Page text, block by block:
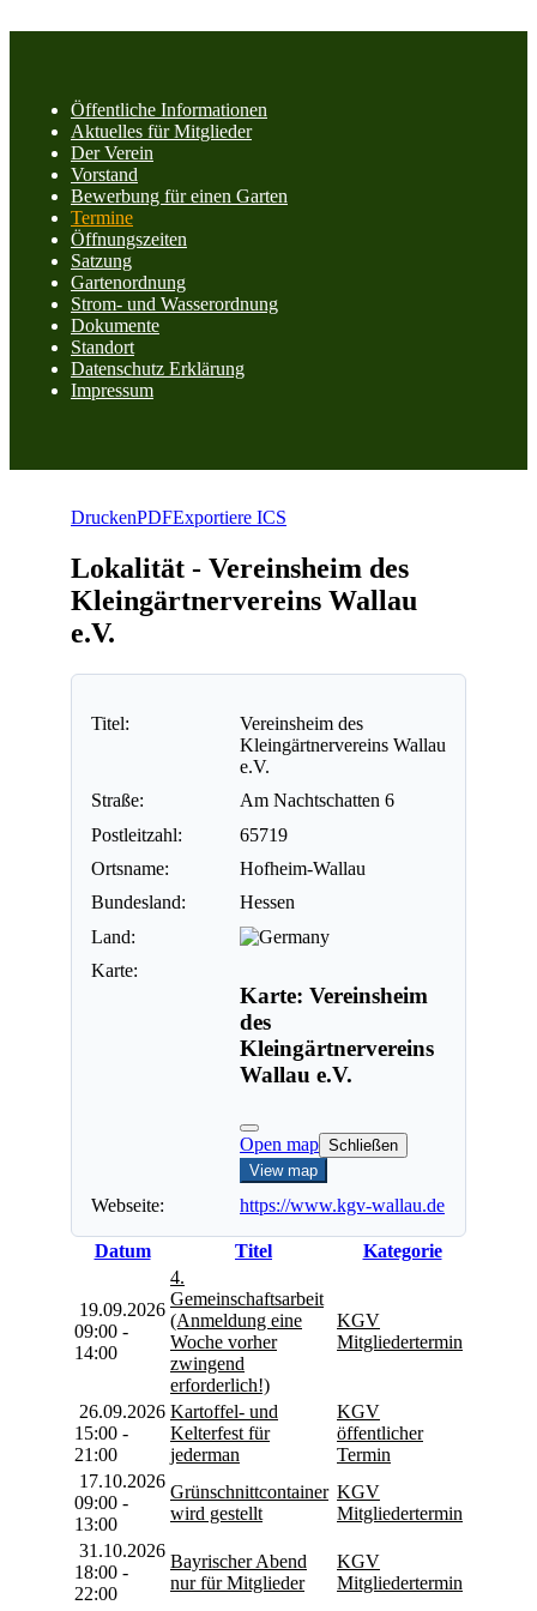
Öffentliche Informationen
Aktuelles für Mitglieder
Der Verein
Vorstand
Bewerbung für einen Garten
Termine
Öffnungszeiten
Satzung
Gartenordnung
Strom- und Wasserordnung
Dokumente
Standort
Datenschutz Erklärung
Impressum
DruckenPDFExportiere ICS
Lokalität - Vereinsheim des
Kleingärtnervereins Wallau
e.V.
Titel:
Vereinsheim des
Kleingärtnervereins Wallau
e.V.
Straße:
Am Nachtschatten 6
Postleitzahl:
65719
Ortsname:
Hofheim-Wallau
Bundesland:
Hessen
Land:
Karte:
Karte: Vereinsheim
des
Kleingärtnervereins
Wallau e.V.
Open map Schließen
View map
Webseite: https://www.kgv-wallau.de
Datum Titel Kategorie
19.09.2026
09:00 -
14:00
4.
Gemeinschaftsarbeit
(Anmeldung eine
Woche vorher
zwingend
erforderlich!)
KGV
Mitgliedertermin
26.09.2026
15:00 -
21:00
Kartoffel- und
Kelterfest für
jederman
KGV
öffentlicher
Termin
17.10.2026
09:00 -
13:00
Grünschnittcontainer
wird gestellt
KGV
Mitgliedertermin
31.10.2026
18:00 -
22:00
Bayrischer Abend
nur für Mitglieder
KGV
Mitgliedertermin